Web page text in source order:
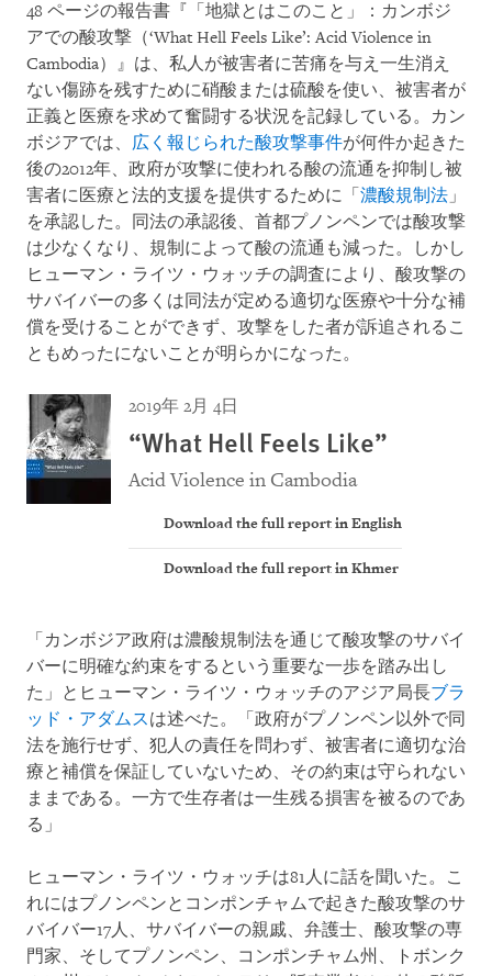
48 ページの報告書『「地獄とはこのこと」：カンボジ
アでの酸攻撃（‘What Hell Feels Like’: Acid Violence in
Cambodia）』は、私人が被害者に苦痛を与え一生消え
ない傷跡を残すために硝酸または硫酸を使い、被害者が
正義と医療を求めて奮闘する状況を記録している。カン
ボジアでは、 広く報じられた酸攻撃事件が何件か起きた
後の2012年、政府が攻撃に使われる酸の流通を抑制し被
害者に医療と法的支援を提供するために「 濃酸規制法 」
を承認した。同法の承認後、首都プノンペンでは酸攻撃
は少なくなり、規制によって酸の流通も減った。しかし
ヒューマン・ライツ・ウォッチの調査により、酸攻撃の
サバイバーの多くは同法が定める適切な医療や十分な補
償を受けることができず、攻撃をした者が訴追されるこ
ともめったにないことが明らかになった。
2019年 2月 4日
“What Hell Feels Like”
Acid Violence in Cambodia
Download the full report in English
Download the full report in Khmer
「カンボジア政府は濃酸規制法を通じて酸攻撃のサバイ
バーに明確な約束をするという重要な一歩を踏み出し
た」とヒューマン・ライツ・ウォッチのアジア局長ブラ
ッド・アダムスは述べた。「政府がプノンペン以外で同
法を施行せず、犯人の責任を問わず、被害者に適切な治
療と補償を保証していないため、その約束は守られない
ままである。一方で生存者は一生残る損害を被るのであ
る」
ヒューマン・ライツ・ウォッチは81人に話を聞いた。こ
れにはプノンペンとコンポンチャムで起きた酸攻撃のサ
バイバー17人、サバイバーの親戚、弁護士、酸攻撃の専
門家、そしてプノンペン、コンポンチャム州、トボンク